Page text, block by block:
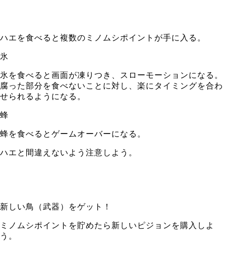
ハエを食べると複数のミノムシポイントが手に入る。
氷
氷を食べると画面が凍りつき、スローモーションになる。
腐った部分を食べないことに対し、楽にタイミングを合わ
せられるようになる。
蜂
蜂を食べるとゲームオーバーになる。
ハエと間違えないよう注意しよう。
新しい鳥（武器）をゲット！
ミノムシポイントを貯めたら新しいピジョンを購入しよ
う。